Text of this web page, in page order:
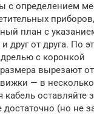
с определением
план с
друг от друга. По
с коронкой
вырезают
— в
кабель оставляйте
(но не